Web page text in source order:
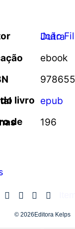
João Filho Almeida Dutra
ebook
digital
epub
196
© 2026Editora Kelps